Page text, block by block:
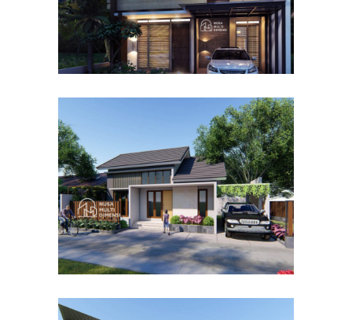
Desain Rumah Bapak Dodi di
Ciomas Bogor
DESAIN RUMAH TERBAIK